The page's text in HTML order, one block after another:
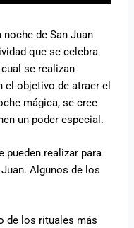
de San Juan
que se celebra
se realizan
objetivo de atraer el
mágica, se cree
un poder especial.
pueden realizar para
Algunos de los
de los rituales más